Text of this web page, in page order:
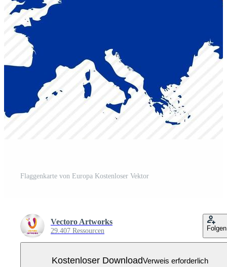
Flaggenkarte von Europa Kostenloser Vektor
Vectoro Artworks
29.407 Ressourcen Folgen
Kostenloser DownloadVerweis erforderlich